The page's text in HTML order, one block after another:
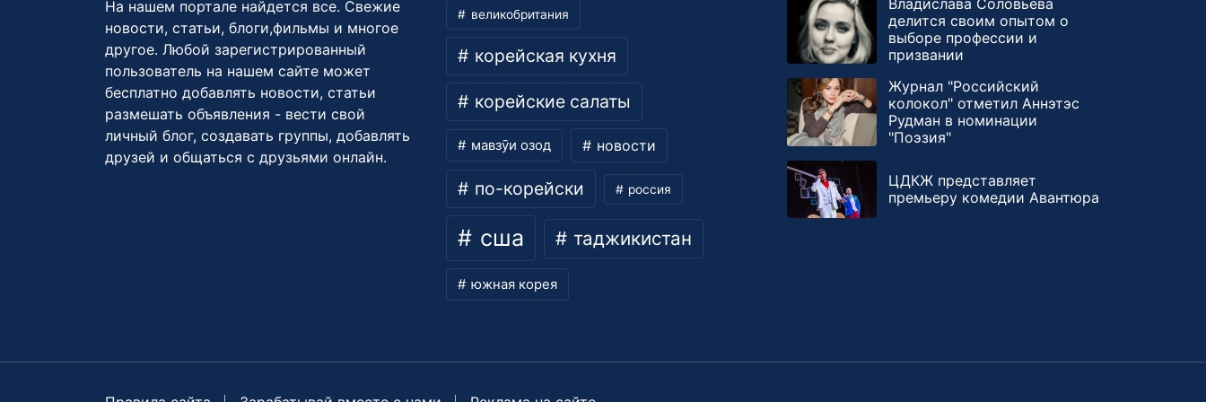
На нашем портале найдется все. Свежие
новости, статьи, блоги,фильмы и многое
другое. Любой зарегистрированный
пользователь на нашем сайте может
бесплатно добавлять новости, статьи
размешать объявления - вести свой
личный блог, создавать группы, добавлять
друзей и общаться с друзьями онлайн.
великобритания
корейская кухня
корейские салаты
мавзӯи озод новости
по-корейски россия
сша таджикистан
южная корея
Владислава Соловьёва
делится своим опытом о
выборе профессии и
призвании
Журнал "Российский
колокол" отметил Аннэтэс
Рудман в номинации
"Поэзия"
ЦДКЖ представляет
премьеру комедии Авантюра